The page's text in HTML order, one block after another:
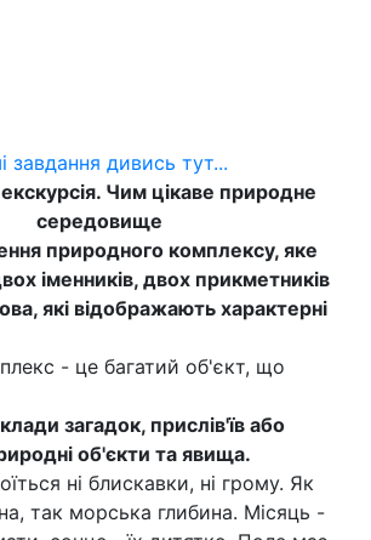
завдання дивись тут...
Чим цікаве природне
середовище
природного комплексу, яке
іменників, двох прикметників
які відображають характерні
- це багатий об'єкт, що
загадок, прислів'їв або
об'єкти та явища.
ні блискавки, ні грому. Як
так морська глибина. Місяць -